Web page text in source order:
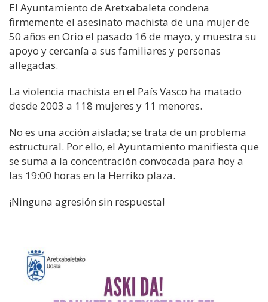
El Ayuntamiento de Aretxabaleta condena
firmemente el asesinato machista de una mujer de
50 años en Orio el pasado 16 de mayo, y muestra su
apoyo y cercanía a sus familiares y personas
allegadas.
La violencia machista en el País Vasco ha matado
desde 2003 a 118 mujeres y 11 menores.
No es una acción aislada; se trata de un problema
estructural. Por ello, el Ayuntamiento manifiesta que
se suma a la concentración convocada para hoy a
las 19:00 horas en la Herriko plaza.
¡Ninguna agresión sin respuesta!